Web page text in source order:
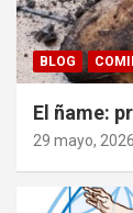
BLOG
El ñame:
29 mayo, 2026